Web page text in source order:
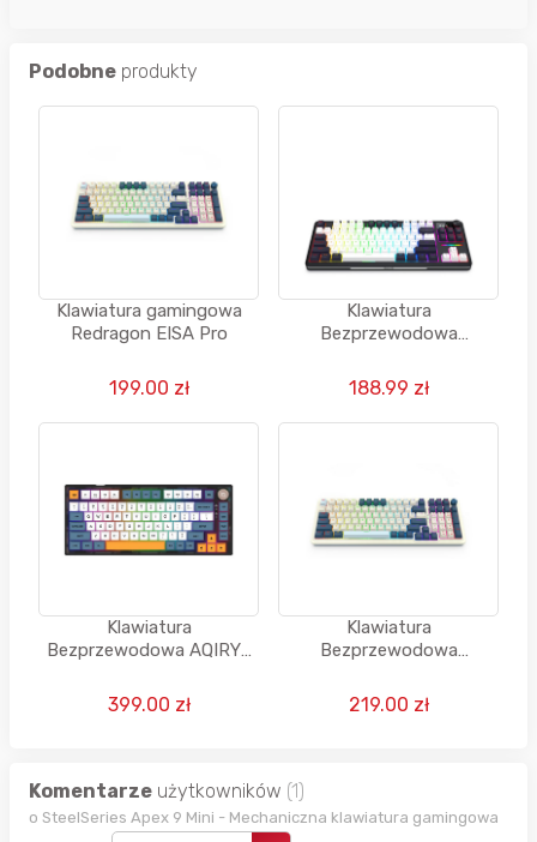
Podobne produkty
Klawiatura gamingowa
Redragon EISA Pro
199.00 zł
Klawiatura
Bezprzewodowa
Pro RGB
188.99 zł
Klawiatura
Bezprzewodowa AQIRYS
(Wytrzymałość do 100 mln
399.00 zł
Klawiatura
Bezprzewodowa
219.00 zł
Komentarze użytkowników (1)
o SteelSeries Apex 9 Mini - Mechaniczna klawiatura gamingowa